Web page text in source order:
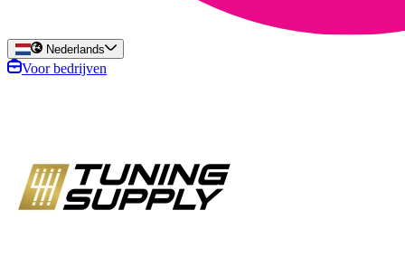
Nederlands
Voor bedrijven